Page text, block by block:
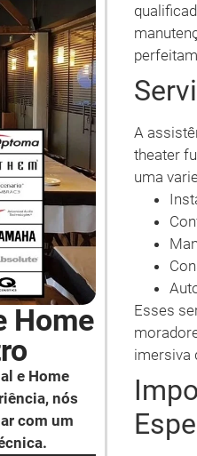
Home
e Home
nós
com um
A
theater
uma
Esses
imersiva